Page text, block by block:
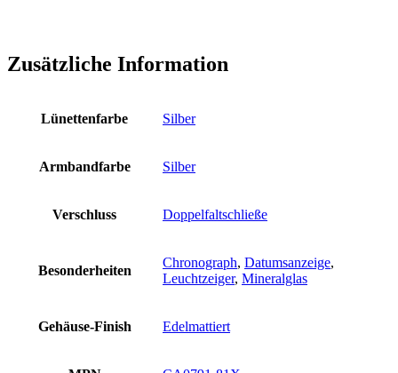
Zusätzliche Information
Lünettenfarbe Silber
Armbandfarbe Silber
Verschluss Doppelfaltschließe
Besonderheiten
Chronograph, Datumsanzeige,
Leuchtzeiger, Mineralglas
Gehäuse-Finish Edelmattiert